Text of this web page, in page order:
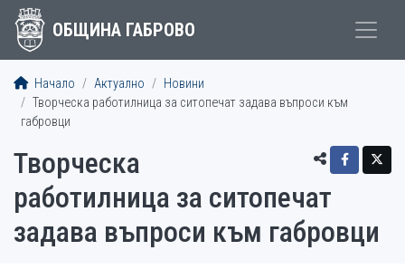
ОБЩИНА ГАБРОВО
Начало Актуално
Новини
Творческа работилница за ситопечат задава въпроси към
габровци
Творческа
работилница за ситопечат
задава въпроси към габровци